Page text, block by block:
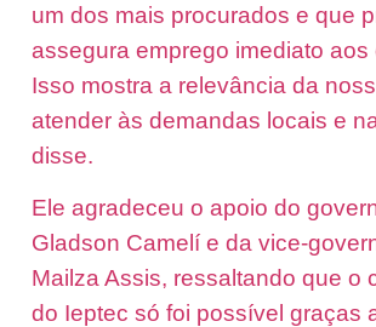
um dos mais procurados e que
assegura emprego imediato aos
Isso mostra a relevância da
atender às demandas locais e
disse.
Ele agradeceu o apoio do
Gladson Camelí e da vice-
Mailza Assis, ressaltando que o
do Ieptec só foi possível graças